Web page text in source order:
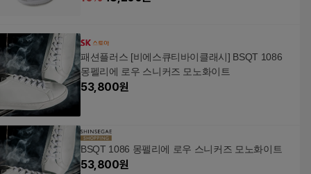
패션플러스 [비에스큐티바이클래시] BSQT 1086
몽펠리에 로우 스니커즈 모노화이트
53,800원
BSQT 1086 몽펠리에 로우 스니커즈 모노화이트
53,800원